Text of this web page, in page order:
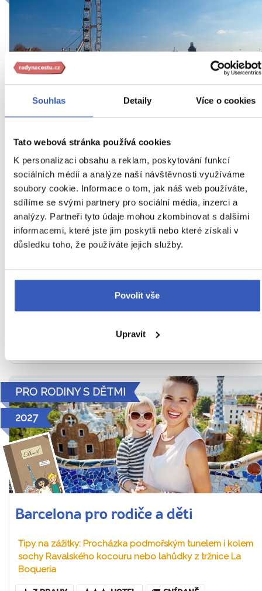
Souhlas Detaily Více o cookies
Tato webová stránka používá cookies
K personalizaci obsahu a reklam, poskytování funkcí
sociálních médií a analýze naší návštěvnosti využíváme
soubory cookie. Informace o tom, jak náš web používáte,
sdílíme se svými partnery pro sociální média, inzerci a
analýzy. Partneři tyto údaje mohou zkombinovat s dalšími
informacemi, které jste jim poskytli nebo které získali v
důsledku toho, že používáte jejich služby.
Povolit vše
Upravit
To nejlepší z Londýna nejen pro 65+
PÁTÉ
Vyhlídková plavba po Temži s ochutnávkou tradičního
anglického čaje v ceně zájezdu
Z PRAHY HOTEL V LONDÝNĚ SNÍDANĚ
Anglie / Velká Británie
Náročnost
8. – 11. 10. 2027 (4 dny / 3 noci)
Cena za 1 osobu
PRO RODINY S DĚTMI
2027
Barcelona pro rodiče a děti
Tipy na zážitky: Procházka podmořským tunelem i kolem
sochy Ravalského kocouru nebo lahůdky z tržnice La
Boquería